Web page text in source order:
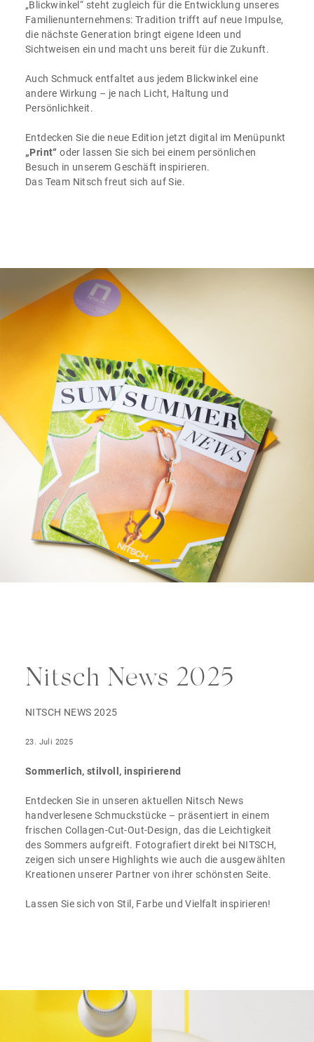
„Blickwinkel“ steht zugleich für die Entwicklung unseres
Familienunternehmens: Tradition trifft auf neue Impulse,
die nächste Generation bringt eigene Ideen und
Sichtweisen ein und macht uns bereit für die Zukunft.
Auch Schmuck entfaltet aus jedem Blickwinkel eine
andere Wirkung – je nach Licht, Haltung und
Persönlichkeit.
Entdecken Sie die neue Edition jetzt digital im Menüpunkt
„Print“ oder lassen Sie sich bei einem persönlichen
Besuch in unserem Geschäft inspirieren.
Das Team Nitsch freut sich auf Sie.
Nitsch News 2025
NITSCH NEWS 2025
23. Juli 2025
Sommerlich, stilvoll, inspirierend
Entdecken Sie in unseren aktuellen Nitsch News
handverlesene Schmuckstücke – präsentiert in einem
frischen Collagen-Cut-Out-Design, das die Leichtigkeit
des Sommers aufgreift. Fotografiert direkt bei NITSCH,
zeigen sich unsere Highlights wie auch die ausgewählten
Kreationen unserer Partner von ihrer schönsten Seite.
Lassen Sie sich von Stil, Farbe und Vielfalt inspirieren!